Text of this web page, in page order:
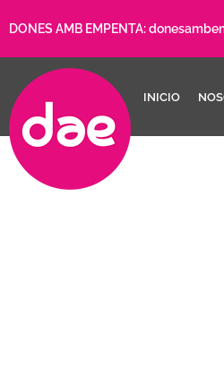
DONES AMB EMPENTA:
INICIO